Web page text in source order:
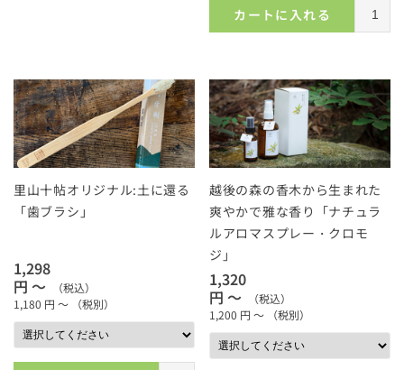
カートに入れる
里山十帖オリジナル:土に還る
「歯ブラシ」
1,298
円 ～
（税込）
1,180 円 ～ （税別）
越後の森の香木から生まれた
爽やかで雅な香り「ナチュラ
ルアロマスプレー・クロモ
ジ」
1,320
円 ～
（税込）
1,200 円 ～ （税別）